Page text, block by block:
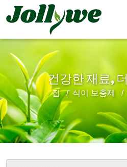
변비약 체중감량
알약 캡슐
액체음료 티백
건강한 재료,
집 식이 보충제